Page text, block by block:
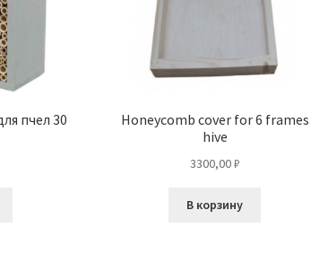
пчел 30
Honeycomb cover for 6 frames
hive
3300,00₽
В корзину